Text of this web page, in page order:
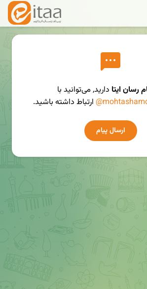
رسان ایتا دارید, می‌توانید با
ارتباط داشته باشید.
ارسال پیام